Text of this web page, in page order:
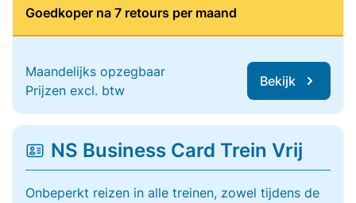
Goedkoper na 7 retours per maand
Maandelijks opzegbaar
Prijzen excl. btw
Bekijk
NS Business Card Trein Vrij
Onbeperkt reizen in alle treinen, zowel tijdens de